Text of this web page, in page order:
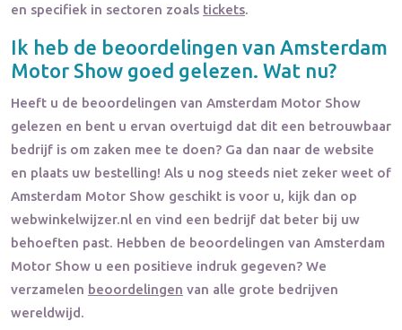
en specifiek in sectoren zoals tickets.
Ik heb de beoordelingen van Amsterdam
Motor Show goed gelezen. Wat nu?
Heeft u de beoordelingen van Amsterdam Motor Show
gelezen en bent u ervan overtuigd dat dit een betrouwbaar
bedrijf is om zaken mee te doen? Ga dan naar de website
en plaats uw bestelling! Als u nog steeds niet zeker weet of
Amsterdam Motor Show geschikt is voor u, kijk dan op
webwinkelwijzer.nl en vind een bedrijf dat beter bij uw
behoeften past. Hebben de beoordelingen van Amsterdam
Motor Show u een positieve indruk gegeven? We
verzamelen beoordelingen van alle grote bedrijven
wereldwijd.